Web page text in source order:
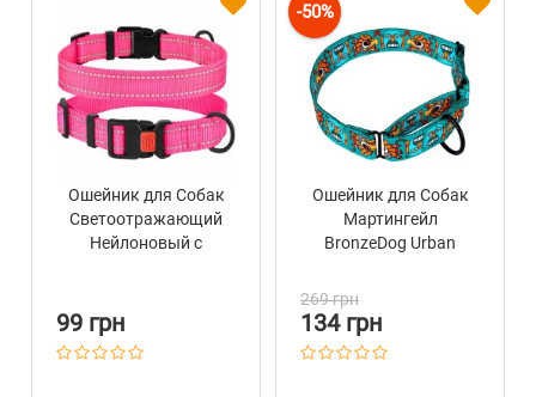
Ошейник для Собак
Светоотражающий
Нейлоновый с
Active Розовый
99 грн
-50%
Ошейник для Собак
Мартингейл
BronzeDog Urban
Фурнитурой Ментол
269 грн
134 грн